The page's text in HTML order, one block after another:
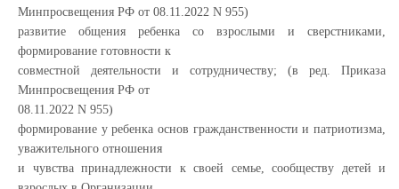
Минпросвещения РФ от 08.11.2022 N 955)
развитие общения ребенка со взрослыми и сверстниками,
формирование готовности к
совместной деятельности и сотрудничеству; (в ред. Приказа
Минпросвещения РФ от
08.11.2022 N 955)
формирование у ребенка основ гражданственности и патриотизма,
уважительного отношения
и чувства принадлежности к своей семье, сообществу детей и